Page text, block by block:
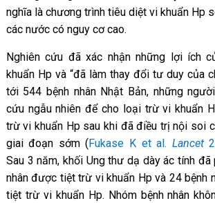
nghĩa là chương trình tiêu diệt vi khuẩn Hp
các nước có nguy cơ cao.
Nghiên cứu đã xác nhận những lợi ích
khuẩn Hp và “đã làm thay đổi tư duy của
tới 544 bệnh nhân Nhật Bản, những
cứu ngẫu nhiên để cho loại trừ vi khuẩn
trừ vi khuẩn Hp sau khi đã điều trị nội soi
giai đoạn sớm (Fukase K et al. Lancet
Sau 3 năm, khối Ung thư dạ dày ác tính đã
nhân được tiệt trừ vi khuẩn Hp và 24 bệnh
tiệt trừ vi khuẩn Hp. Nhóm bệnh nhân